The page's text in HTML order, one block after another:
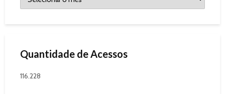
Quantidade de Acessos
116.228